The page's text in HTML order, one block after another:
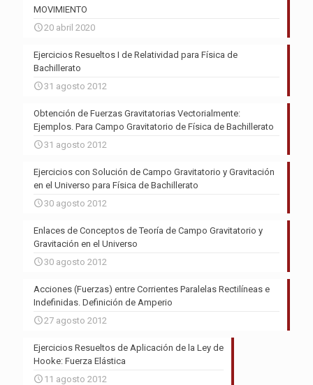
MOVIMIENTO
20 abril 2020
Ejercicios Resueltos I de Relatividad para Física de
Bachillerato
31 agosto 2012
Obtención de Fuerzas Gravitatorias Vectorialmente:
Ejemplos. Para Campo Gravitatorio de Física de Bachillerato
31 agosto 2012
Ejercicios con Solución de Campo Gravitatorio y Gravitación
en el Universo para Física de Bachillerato
30 agosto 2012
Enlaces de Conceptos de Teoría de Campo Gravitatorio y
Gravitación en el Universo
30 agosto 2012
Acciones (Fuerzas) entre Corrientes Paralelas Rectilíneas e
Indefinidas. Definición de Amperio
27 agosto 2012
Ejercicios Resueltos de Aplicación de la Ley de
Hooke: Fuerza Elástica
11 agosto 2012